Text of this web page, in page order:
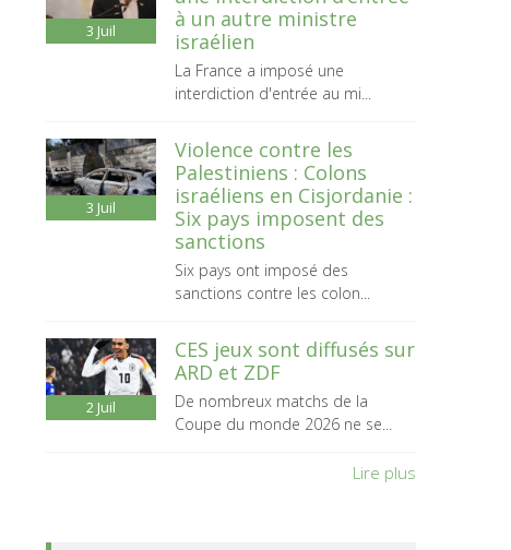
3 Juil
à un autre ministre
israélien
La France a imposé une
interdiction d'entrée au mi...
3 Juil
Violence contre les
Palestiniens : Colons
israéliens en Cisjordanie :
Six pays imposent des
sanctions
Six pays ont imposé des
sanctions contre les colon...
2 Juil
CES jeux sont diffusés sur
ARD et ZDF
De nombreux matchs de la
Coupe du monde 2026 ne se...
Lire plus